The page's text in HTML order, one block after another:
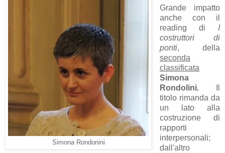
Simona Rondonini
Grande impatto
anche con il
reading di I
costruttori di
ponti, della
seconda
classificata
Simona
Rondolini.
titolo rimanda da
un lato alla
costruzione di
rapporti
interpersonali;
dall'altro